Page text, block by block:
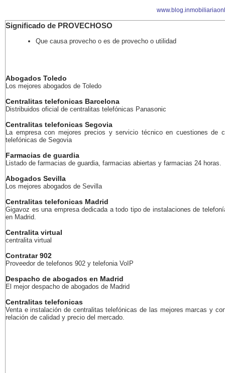
Significado de PROVECHOSO
Que causa provecho o es de provecho o utilidad
Abogados Toledo
Los mejores abogados de Toledo
Centralitas telefonicas Barcelona
Distribuidos oficial de centralitas telefónicas Panasonic
Centralitas telefonicas Segovia
La empresa con mejores precios y servicio técnico en cuestiones de
telefónicas de Segovia
Farmacias de guardia
Listado de farmacias de guardia, farmacias abiertas y farmacias 24 horas.
Abogados Sevilla
Los mejores abogados de Sevilla
Centralitas telefonicas Madrid
Gigavoz es una empresa dedicada a todo tipo de instalaciones de
en Madrid.
Centralita virtual
centralita virtual
Contratar 902
Proveedor de telefonos 902 y telefonia VoIP
Despacho de abogados en Madrid
El mejor despacho de abogados de Madrid
Centralitas telefonicas
Venta e instalación de centralitas telefónicas de las mejores marcas y
relación de calidad y precio del mercado.